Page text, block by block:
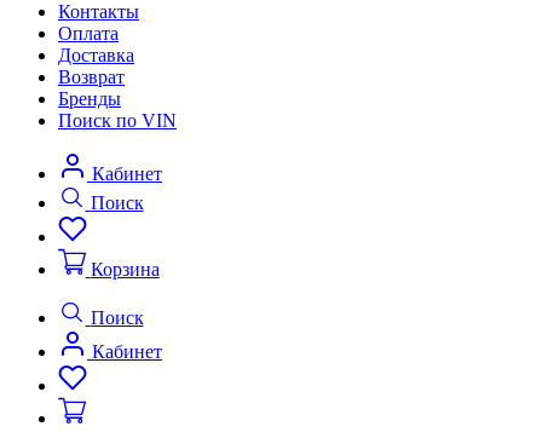
Контакты
Оплата
Доставка
Возврат
Бренды
Поиск по VIN
Кабинет
Поиск
Корзина
Поиск
Кабинет